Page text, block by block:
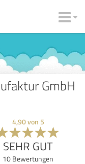
GmbH
4,90von 5
SEHR GUT
10 Bewertungen